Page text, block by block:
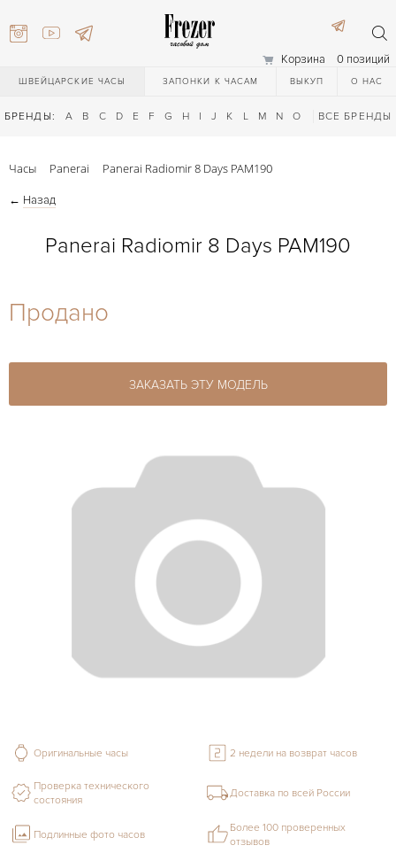
Корзина 0 позиций
ШВЕЙЦАРСКИЕ ЧАСЫ ЗАПОНКИ К ЧАСАМ ВЫКУП О НАС
БРЕНДЫ: A B C D E F G H I J K L M N O Q R S T
ВСЕ БРЕНДЫ
27-44
27-44
Часы Panerai Panerai Radiomir 8 Days PAM190
← Назад
Panerai Radiomir 8 Days PAM190
Продано
ЗАКАЗАТЬ ЭТУ МОДЕЛЬ
Оригинальные часы 2 недели на возврат часов
Проверка технического
состояния
Доставка по всей России
Подлинные фото часов
Более 100 проверенных
отзывов